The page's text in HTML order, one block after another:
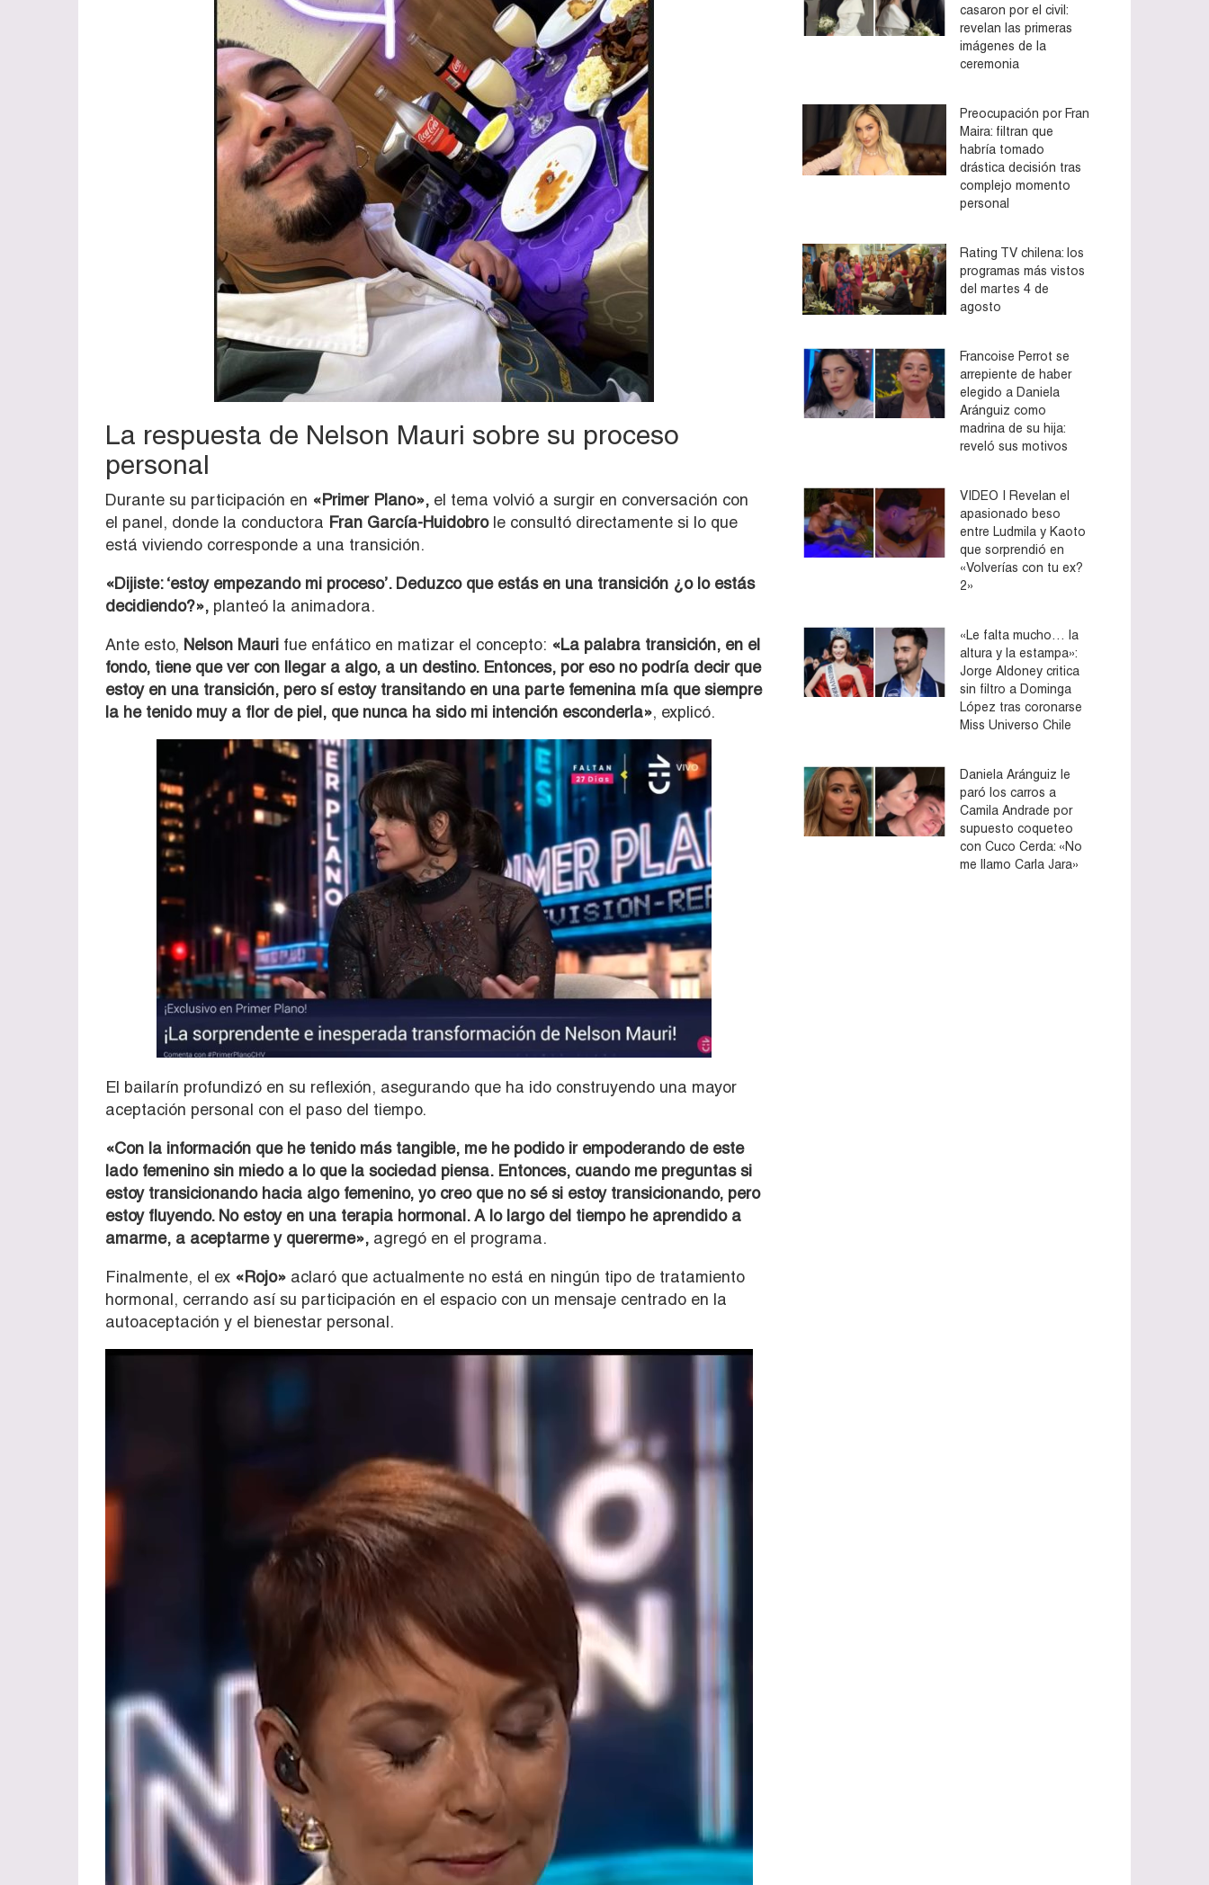
La respuesta de Nelson Mauri sobre su proceso
personal
Durante su participación en «Primer Plano», el tema volvió a surgir en conversación con
el panel, donde la conductora Fran García-Huidobrole consultó directamente si lo que
está viviendo corresponde a una transición.
«Dijiste: ‘estoy empezando mi proceso’. Deduzco que estás en una transición ¿o lo estás
decidiendo?», planteó la animadora.
Ante esto, Nelson Mauri fue enfático en matizar el concepto: «La palabra transición, en el
fondo, tiene que ver con llegar a algo, a un destino. Entonces, por eso no podría decir que
estoy en una transición, pero sí estoy transitando en una parte femenina mía que siempre
la he tenido muy a flor de piel, que nunca ha sido mi intención esconderla», explicó.
El bailarín profundizó en su reflexión, asegurando que ha ido construyendo una mayor
aceptación personal con el paso del tiempo.
«Con la información que he tenido más tangible, me he podido ir empoderando de este
lado femenino sin miedo a lo que la sociedad piensa. Entonces, cuando me preguntas si
estoy transicionando hacia algo femenino, yo creo que no sé si estoy transicionando, pero
estoy fluyendo. No estoy en una terapia hormonal. A lo largo del tiempo he aprendido a
amarme, a aceptarme y quererme», agregó en el programa.
Finalmente, el ex «Rojo» aclaró que actualmente no está en ningún tipo de tratamiento
hormonal, cerrando así su participación en el espacio con un mensaje centrado en la
autoaceptación y el bienestar personal.
Reproductor
casaron por el civil:
revelan las primeras
imágenes de la
ceremonia
Preocupación por Fran
Maira: filtran que
habría tomado
drástica decisión tras
complejo momento
personal
Rating TV chilena: los
programas más vistos
del martes 4 de
agosto
Francoise Perrot se
arrepiente de haber
elegido a Daniela
Aránguiz como
madrina de su hija:
reveló sus motivos
VIDEO | Revelan el
apasionado beso
entre Ludmila y Kaoto
que sorprendió en
«Volverías con tu ex?
2»
«Le falta mucho… la
altura y la estampa»:
Jorge Aldoney critica
sin filtro a Dominga
López tras coronarse
Miss Universo Chile
Daniela Aránguiz le
paró los carros a
Camila Andrade por
supuesto coqueteo
con Cuco Cerda: «No
me llamo Carla Jara»